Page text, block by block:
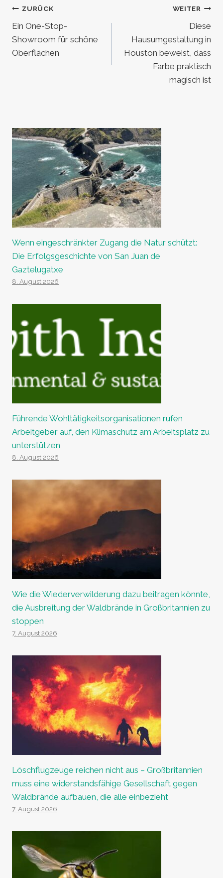
Beitragsnavigation
ZURÜCK
Ein One-Stop-
Showroom für schöne
Oberflächen
WEITER
Diese
Hausumgestaltung in
Houston beweist, dass
Farbe praktisch
magisch ist
Wenn eingeschränkter Zugang die Natur schützt:
Die Erfolgsgeschichte von San Juan de
Gaztelugatxe
8. August 2026
Führende Wohltätigkeitsorganisationen rufen
Arbeitgeber auf, den Klimaschutz am Arbeitsplatz zu
unterstützen
8. August 2026
Wie die Wiederverwilderung dazu beitragen könnte,
die Ausbreitung der Waldbrände in Großbritannien zu
stoppen
7. August 2026
Löschflugzeuge reichen nicht aus – Großbritannien
muss eine widerstandsfähige Gesellschaft gegen
Waldbrände aufbauen, die alle einbezieht
7. August 2026